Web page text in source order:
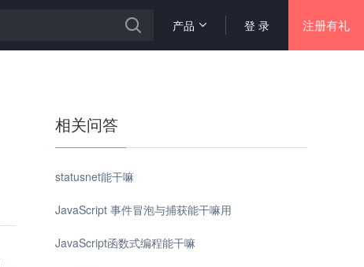
登 录 注册有礼
产品
相关问答
statusnet能干嘛
JavaScript 事件冒泡与捕获能干嘛用
JavaScript函数式编程能干嘛